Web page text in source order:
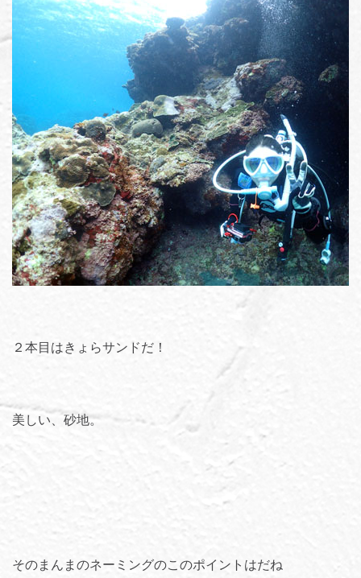
２本目はきょらサンドだ！
美しい、砂地。
そのまんまのネーミングのこのポイントはだね